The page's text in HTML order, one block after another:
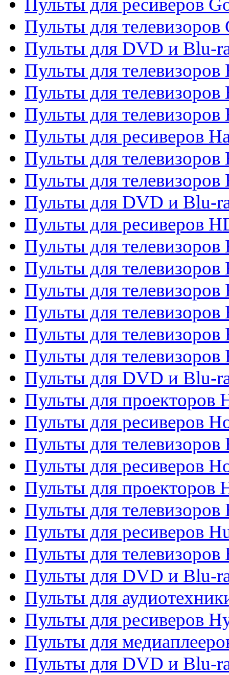
Пульты для ресиверов
Пульты для телевизоров
Пульты для DVD и Blu-
Пульты для телевизоров
Пульты для телевизоров
Пульты для
Пульты для ресиверов
Пульты для телевизоров
Пульты для телевизоров
Пульты для DVD и Blu-
Пульты для ресиверов
Пульты для
Пульты для телевизоров
Пульты для телевизоров
Пульты для телевизоров
Пульты для телевизоров
Пульты для телевизоров
Пульты для DVD и Blu-
Пульты для проекторов
Пульты для ресиверов
Пульты для
Пульты для ресиверов
Пульты для проекторов
Пульты для телевизоров
Пульты для ресиверов
Пульты для
Пульты для DVD и Blu-
Пульты для
Пульты для ресиверов
Пульты для
Пульты для DVD и Blu-